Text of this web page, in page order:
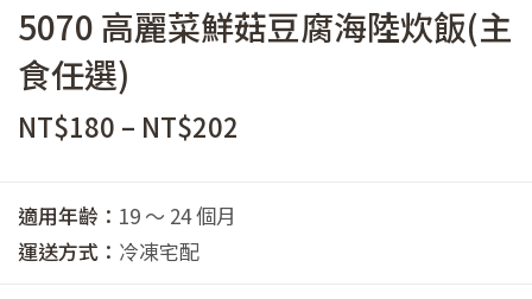
5070 高麗菜鮮菇豆腐海陸炊飯(主
食任選)
NT$180 – NT$202
適用年齡： 19 ～ 24 個月
運送方式： 冷凍宅配